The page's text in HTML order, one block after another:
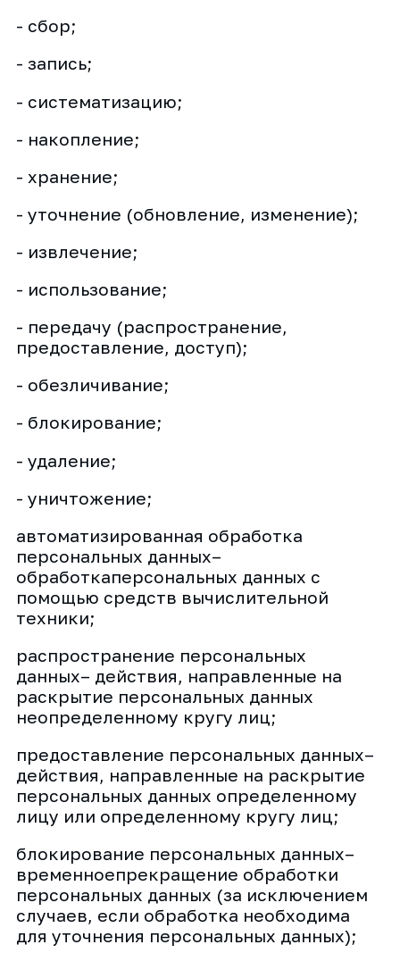
- сбор;
- запись;
- систематизацию;
- накопление;
- хранение;
- уточнение (обновление, изменение);
- извлечение;
- использование;
- передачу (распространение,
предоставление, доступ);
- обезличивание;
- блокирование;
- удаление;
- уничтожение;
автоматизированная обработка
персональных данных–
обработкаперсональных данных с
помощью средств вычислительной
техники;
распространение персональных
данных– действия, направленные на
раскрытие персональных данных
неопределенному кругу лиц;
предоставление персональных данных–
действия, направленные на раскрытие
персональных данных определенному
лицу или определенному кругу лиц;
блокирование персональных данных–
временноепрекращение обработки
персональных данных (за исключением
случаев, если обработка необходима
для уточнения персональных данных);